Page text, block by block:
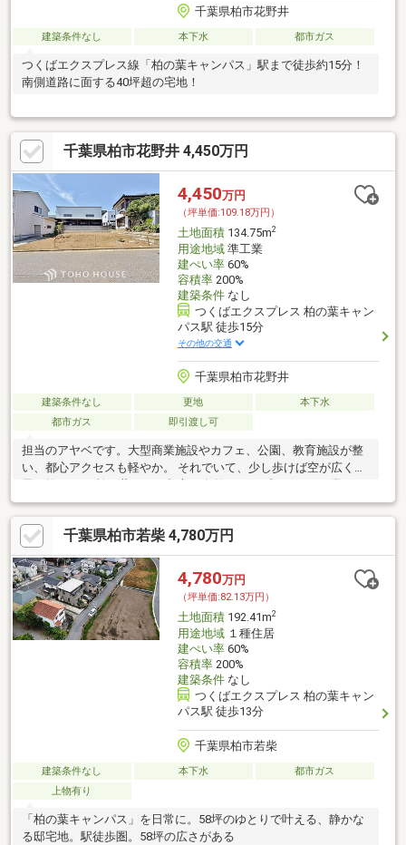
千葉県柏市花野井
建築条件なし 本下水 都市ガス
つくばエクスプレス線「柏の葉キャンパス」駅まで徒歩約15分！
南側道路に面する40坪超の宅地！
千葉県柏市花野井 4,450万円
4,450万円
（坪単価:109.18万円）
土地面積134.75m2
用途地域準工業
建ぺい率60%
容積率200%
建築条件なし
つくばエクスプレス 柏の葉キャン
パス駅 徒歩15分
その他の交通
千葉県柏市花野井
建築条件なし 更地
本下水
都市ガス
即引渡し可
担当のアヤベです。大型商業施設やカフェ、公園、教育施設が整
い、都心アクセスも軽やか。 それでいて、少し歩けば空が広く、
風が抜ける。 柏の葉らしい都市と自然のハイブリッドを日常にで
きるポジションです。
千葉県柏市若柴 4,780万円
4,780万円
（坪単価:82.13万円）
土地面積192.41m2
用途地域１種住居
建ぺい率60%
容積率200%
建築条件なし
つくばエクスプレス 柏の葉キャン
パス駅 徒歩13分
千葉県柏市若柴
建築条件なし 本下水
都市ガス
上物有り
「柏の葉キャンパス」を日常に。58坪のゆとりで叶える、静かな
る邸宅地。駅徒歩圏。58坪の広さがある